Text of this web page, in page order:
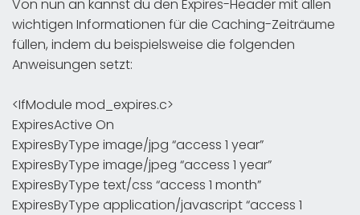
Von nun an kannst du den Expires-Header mit allen
wichtigen Informationen für die Caching-Zeiträume
füllen, indem du beispielsweise die folgenden
Anweisungen setzt:
<IfModule mod_expires.c>
ExpiresActive On
ExpiresByType image/jpg “access 1 year”
ExpiresByType image/jpeg “access 1 year”
ExpiresByType text/css “access 1 month”
ExpiresByType application/javascript “access 1